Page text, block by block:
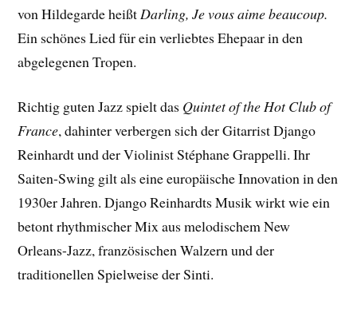
von Hildegarde heißt Darling, Je vous aime beaucoup.
Ein schönes Lied für ein verliebtes Ehepaar in den
abgelegenen Tropen.
Richtig guten Jazz spielt das Quintet of the Hot Club of
France, dahinter verbergen sich der Gitarrist Django
Reinhardt und der Violinist Stéphane Grappelli. Ihr
Saiten-Swing gilt als eine europäische Innovation in den
1930er Jahren. Django Reinhardts Musik wirkt wie ein
betont rhythmischer Mix aus melodischem New
Orleans-Jazz, französischen Walzern und der
traditionellen Spielweise der Sinti.